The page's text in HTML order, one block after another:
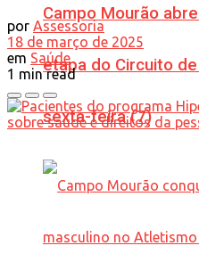
Campo Mourão
etapa do Circuito
sexta-feira (7)
por Assessoria
18 de março de 2025
em Saúde
1 min read